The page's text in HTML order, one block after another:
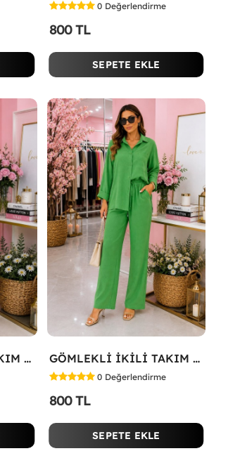
0 Değerlendirme
800 TL
SEPETE EKLE
GÖMLEKLİ İKİLİ TAKIM Yağ Yeşili GÖMLEKLİ İKİLİ TAKIM Koyu Yeşil
0 Değerlendirme
800 TL
SEPETE EKLE